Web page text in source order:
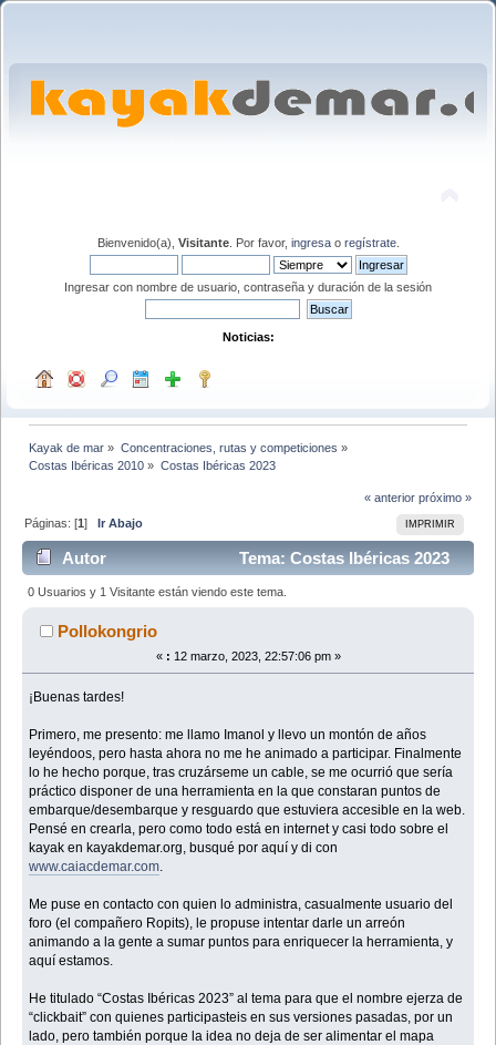
Bienvenido(a), Visitante. Por favor, ingresao regístrate.
Ingresar con nombre de usuario, contraseña y duración de la sesión
Noticias:
Kayak de mar » Concentraciones, rutas y competiciones »
Costas Ibéricas 2010 » Costas Ibéricas 2023
« anterior próximo »
IMPRIMIR
Páginas: [1]Ir Abajo
Autor
Tema: Costas Ibéricas 2023
(Leído 140874 veces)
0 Usuarios y 1 Visitante están viendo este tema.
Pollokongrio
« : 12 marzo, 2023, 22:57:06 pm »
¡Buenas tardes!
Primero, me presento: me llamo Imanol y llevo un montón de años
leyéndoos, pero hasta ahora no me he animado a participar. Finalmente
lo he hecho porque, tras cruzárseme un cable, se me ocurrió que sería
práctico disponer de una herramienta en la que constaran puntos de
embarque/desembarque y resguardo que estuviera accesible en la web.
Pensé en crearla, pero como todo está en internet y casi todo sobre el
kayak en kayakdemar.org, busqué por aquí y di con
www.caiacdemar.com
Me puse en contacto con quien lo administra, casualmente usuario del
foro (el compañero Ropits), le propuse intentar darle un arreón
animando a la gente a sumar puntos para enriquecer la herramienta, y
aquí estamos.
He titulado “Costas Ibéricas 2023” al tema para que el nombre ejerza de
“clickbait” con quienes participasteis en sus versiones pasadas, por un
lado, pero también porque la idea no deja de ser alimentar el mapa